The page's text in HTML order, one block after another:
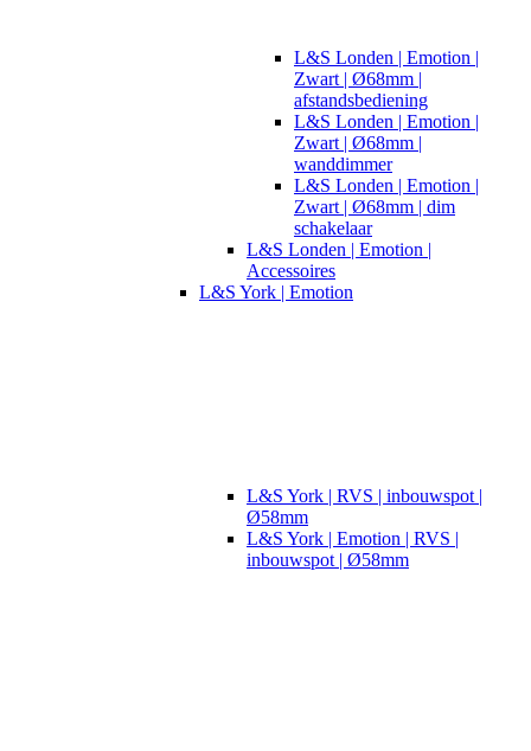
L&S Londen | Emotion |
Zwart | Ø68mm |
afstandsbediening
L&S Londen | Emotion |
Zwart | Ø68mm |
wanddimmer
L&S Londen | Emotion |
Zwart | Ø68mm | dim
schakelaar
L&S Londen | Emotion |
Accessoires
L&S York | Emotion
L&S York | RVS | inbouwspot |
Ø58mm
L&S York | Emotion | RVS |
inbouwspot | Ø58mm